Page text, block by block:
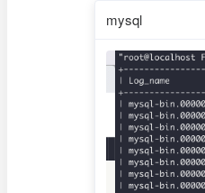
mysql